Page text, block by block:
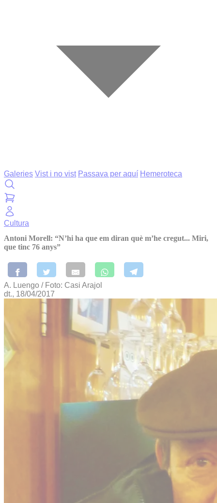
Galeries Vist i no vist Passava per aquí Hemeroteca
Cultura
Antoni Morell: “N’hi ha que em diran què m’he cregut... Miri,
que tinc 76 anys”
A. Luengo / Foto: Casi Arajol
dt., 18/04/2017